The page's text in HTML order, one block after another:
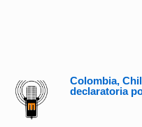
Colombia,
declaratoria